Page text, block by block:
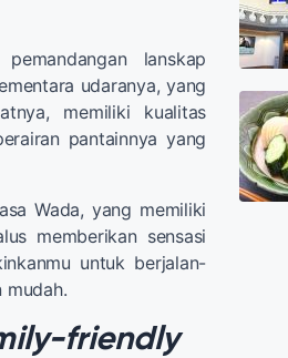
lanskap
udaranya, yang
memiliki kualitas
pantainnya yang
Wada, yang memiliki
memberikan sensasi
untuk berjalan-
mudah.
friendly